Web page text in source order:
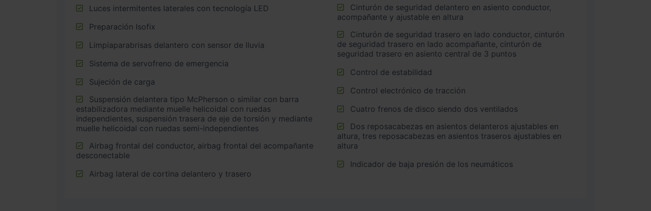
Luces intermitentes laterales con tecnología LED
Preparación Isofix
Limpiaparabrisas delantero con sensor de lluvia
Sistema de servofreno de emergencia
Sujeción de carga
estabilizadora mediante muelle helicoidal con ruedas
independientes, suspensión trasera de eje de torsión y mediante
muelle helicoidal con ruedas semi-independientes
desconectable
Airbag lateral de cortina delantero y trasero
acompañante y ajustable en altura
de seguridad trasero en lado acompañante, cinturón de
seguridad trasero en asiento central de 3 puntos
Control de estabilidad
Control electrónico de tracción
Cuatro frenos de disco siendo dos ventilados
altura, tres reposacabezas en asientos traseros ajustables en
altura
Indicador de baja presión de los neumáticos